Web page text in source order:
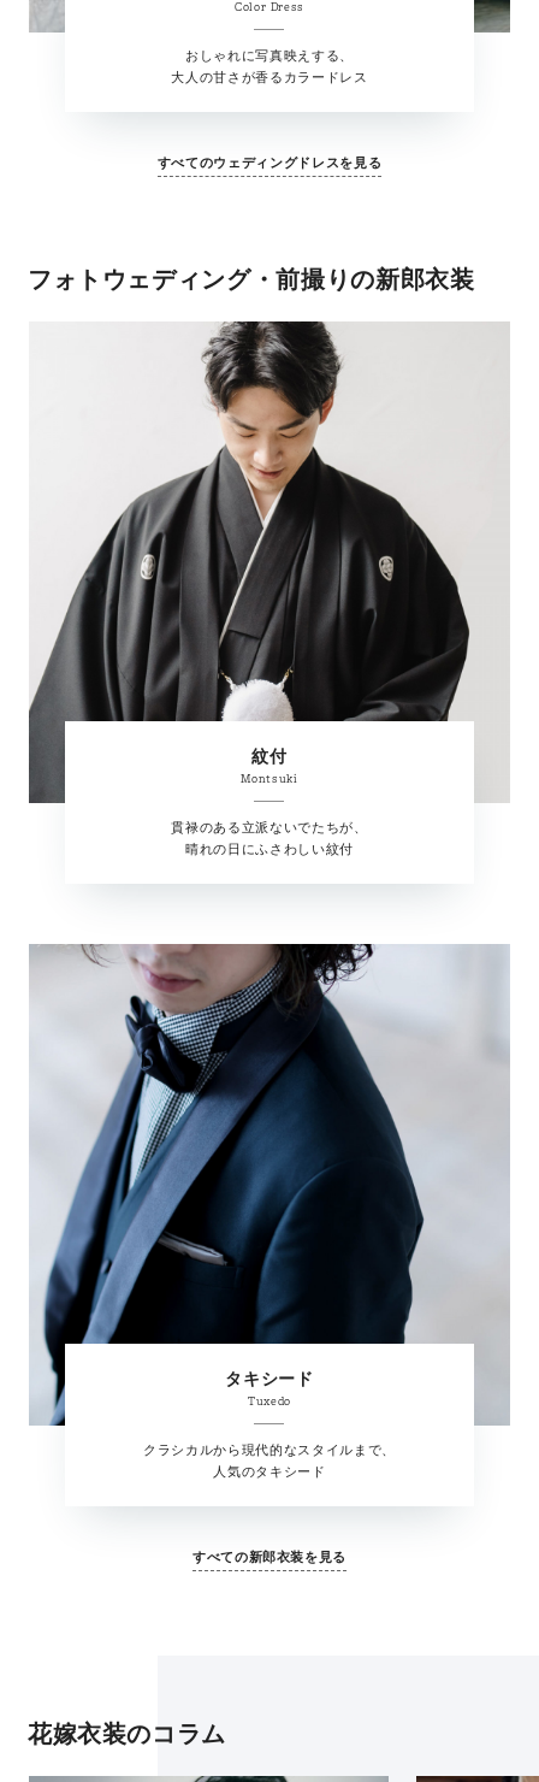
Color Dress
おしゃれに写真映えする、
大人の甘さが香るカラードレス
すべてのウェディングドレスを見る
フォトウェディング・前撮りの新郎衣装
紋付
Montsuki
貫禄のある立派ないでたちが、
晴れの日にふさわしい紋付
タキシード
Tuxedo
クラシカルから現代的なスタイルまで、
人気のタキシード
すべての新郎衣装を見る
花嫁衣装のコラム